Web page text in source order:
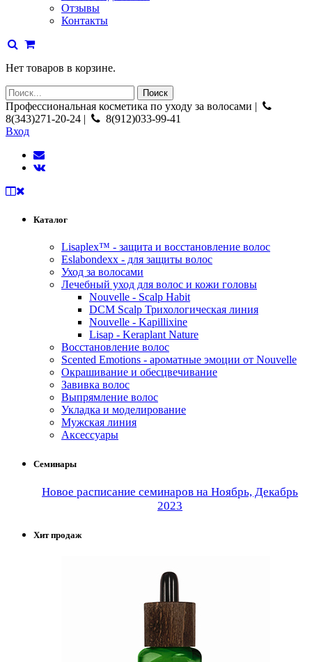
Отзывы
Контакты
Нет товаров в корзине.
Профессиональная косметика по уходу за волосами |
8(343)271-20-24 |
8(912)033-99-41
Вход
Каталог
Lisaplex™ - защита и восстановление волос
Eslabondexx - для защиты волос
Уход за волосами
Лечебный уход для волос и кожи головы
Nouvelle - Scalp Habit
DCM Scalp Трихологическая линия
Nouvelle - Kapillixine
Lisap - Keraplant Nature
Восстановление волос
Scented Emotions - ароматные эмоции от Nouvelle
Окрашивание и обесцвечивание
Завивка волос
Выпрямление волос
Укладка и моделирование
Мужская линия
Аксессуары
Семинары
Новое расписание семинаров на Ноябрь, Декабрь
2023
Хит продаж